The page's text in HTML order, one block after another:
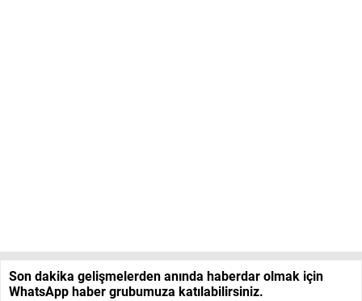
Son dakika gelişmelerden anında haberdar olmak için
WhatsApp haber grubumuza katılabilirsiniz.